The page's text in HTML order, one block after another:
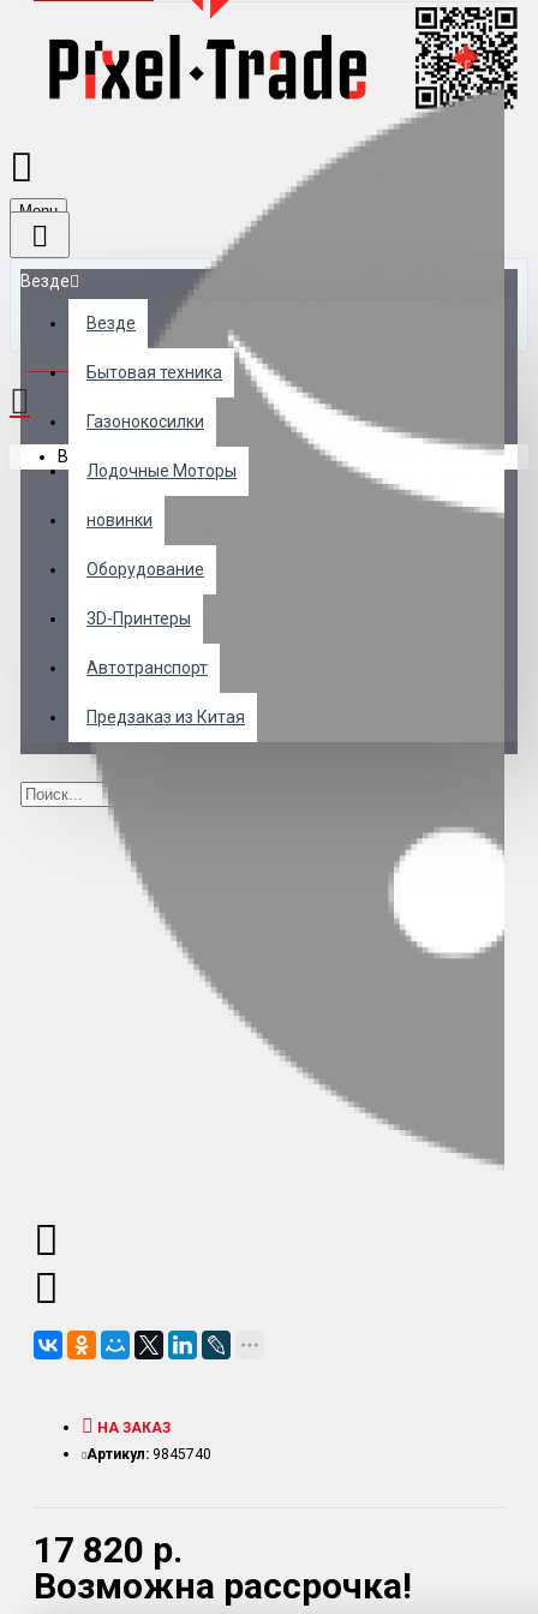
Menu
Везде
Везде
Бытовая техника
Газонокосилки
Лодочные Моторы
новинки
Оборудование
3D-Принтеры
Автотранспорт
Предзаказ из Китая
0 товар(ов) - 0 р.
В корзине пусто!
17 820 р.
Возможна рассрочка!
НА ЗАКАЗ
Артикул: 9845740